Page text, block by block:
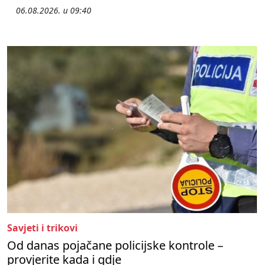
06.08.2026. u 09:40
Savjeti i trikovi
Od danas pojačane policijske kontrole –
provjerite kada i gdje